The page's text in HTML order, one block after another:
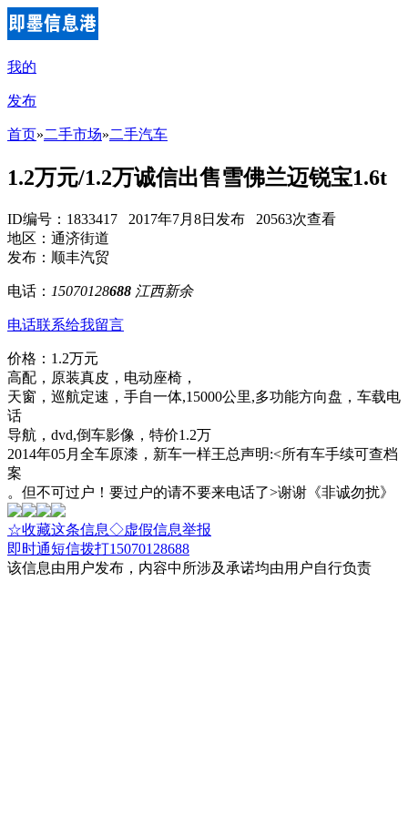
我的
发布
首页»二手市场»二手汽车
1.2万元/1.2万诚信出售雪佛兰迈锐宝1.6t
ID编号：1833417 2017年7月8日发布 20563次查看
地区：通济街道
发布：顺丰汽贸
电话： 15070128688 江西新余
电话联系给我留言
价格：1.2万元
高配，原装真皮，电动座椅，
天窗，巡航定速，手自一体,15000公里,多功能方向盘，车载电
话
导航，dvd,倒车影像，特价1.2万
2014年05月全车原漆，新车一样王总声明:<所有车手续可查档
案
。但不可过户！要过户的请不要来电话了>谢谢《非诚勿扰》
☆收藏这条信息◇虚假信息举报
即时通短信拨打15070128688
该信息由用户发布，内容中所涉及承诺均由用户自行负责